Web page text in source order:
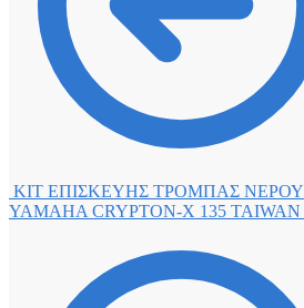
ΚΙΤ ΕΠΙΣΚΕΥΗΣ ΤΡΟΜΠΑΣ ΝΕΡΟΥ
YAMAHA CRYPTON-X 135 TAIWAN